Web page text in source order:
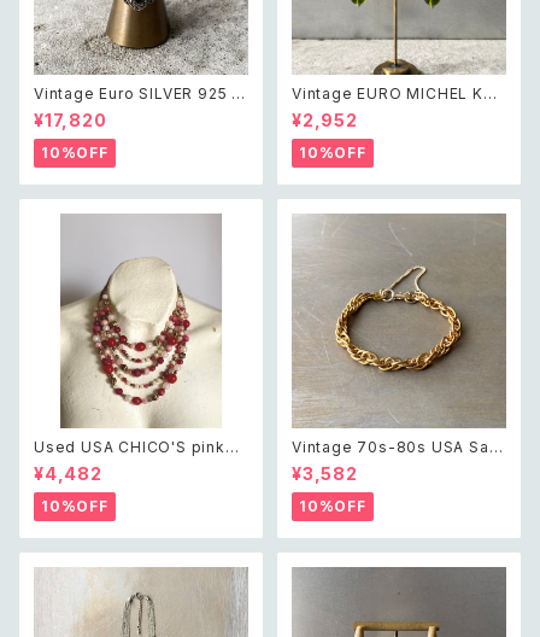
Vintage Euro SILVER 925 o
nyx marcasite classical de
sign ring レトロ ユーロ ヴィン
テージ アクセサリー シルバー9
25 天然石 オニキス マーカサイ
ト クラシカル デザイン リング
¥17,820
10%OFF
Vintage EURO MICHEL KLE
IN retro green glass beads
pierce レトロ ユーロ ヴィンテ
ージ アクセサリー ミッシェルク
ラン グリーン ガラスビーズ ピア
ス/イヤリング
¥2,952
10%OFF
Used USA CHICO'S pink×
white beads necklace レト
ロ アメリカ ユーズド アクセサリ
ー チコス ピンク×ホワイト ビー
ズ 5連 ネックレス
¥4,482
10%OFF
Vintage 70s-80s USA Sara
h Coventry classical chain
bracelet レトロ アメリカ ヴィ
ンテージ アクセサリー サラコベ
ントリー ゴールド クラシカル チ
ェーン ブレスレット
¥3,582
10%OFF